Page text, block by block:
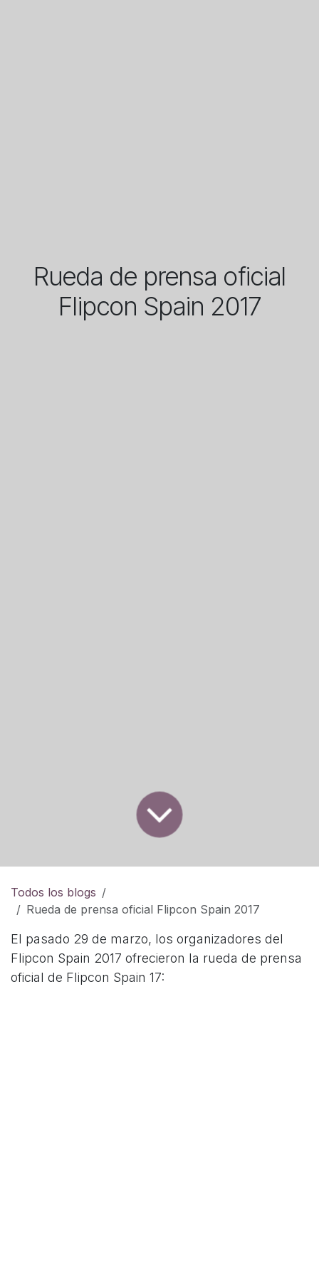
Rueda de prensa oficial
Flipcon Spain 2017
Todos los blogs
Rueda de prensa oficial Flipcon Spain 2017
El pasado 29 de marzo, los organizadores del
Flipcon Spain 2017 ofrecieron la rueda de prensa
oficial de Flipcon Spain 17: